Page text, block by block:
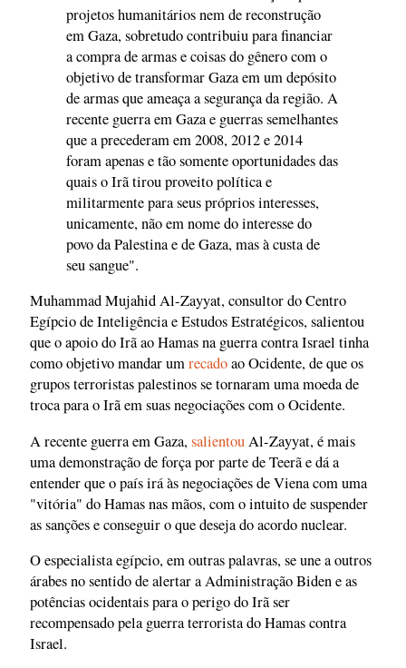
projetos humanitários nem de reconstrução
em Gaza, sobretudo contribuiu para financiar
a compra de armas e coisas do gênero com o
objetivo de transformar Gaza em um depósito
de armas que ameaça a segurança da região. A
recente guerra em Gaza e guerras semelhantes
que a precederam em 2008, 2012 e 2014
foram apenas e tão somente oportunidades das
quais o Irã tirou proveito política e
militarmente para seus próprios interesses,
unicamente, não em nome do interesse do
povo da Palestina e de Gaza, mas à custa de
seu sangue".
Muhammad Mujahid Al-Zayyat, consultor do Centro
Egípcio de Inteligência e Estudos Estratégicos, salientou
que o apoio do Irã ao Hamas na guerra contra Israel tinha
como objetivo mandar umrecadoao Ocidente, de que os
grupos terroristas palestinos se tornaram uma moeda de
troca para o Irã em suas negociações com o Ocidente.
A recente guerra em Gaza,salientouAl-Zayyat, é mais
uma demonstração de força por parte de Teerã e dá a
entender que o país irá às negociações de Viena com uma
"vitória" do Hamas nas mãos, com o intuito de suspender
as sanções e conseguir o que deseja do acordo nuclear.
O especialista egípcio, em outras palavras, se une a outros
árabes no sentido de alertar a Administração Biden e as
potências ocidentais para o perigo do Irã ser
recompensado pela guerra terrorista do Hamas contra
Israel.